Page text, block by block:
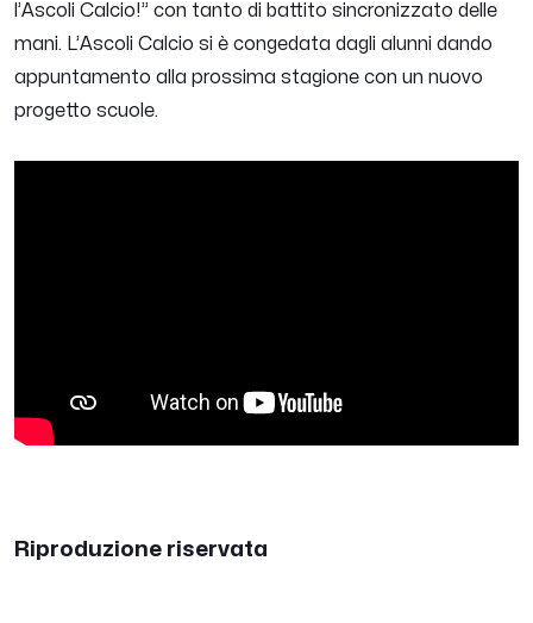
l’Ascoli Calcio!” con tanto di battito sincronizzato delle
mani. L’Ascoli Calcio si è congedata dagli alunni dando
appuntamento alla prossima stagione con un nuovo
progetto scuole.
Riproduzione riservata